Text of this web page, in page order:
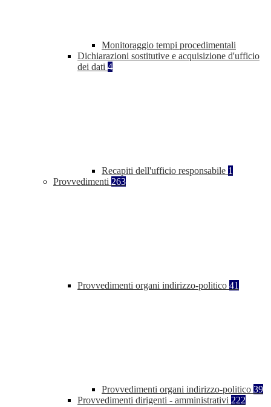
Monitoraggio tempi procedimentali
Dichiarazioni sostitutive e acquisizione d'ufficio
dei dati 4
Recapiti dell'ufficio responsabile 1
Provvedimenti 263
Provvedimenti organi indirizzo-politico 41
Provvedimenti organi indirizzo-politico 39
Provvedimenti dirigenti - amministrativi 222